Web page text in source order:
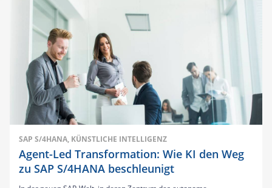
SAP S/4HANA, KÜNSTLICHE INTELLIGENZ
Agent-Led Transformation: Wie KI den Weg
zu SAP S/4HANA beschleunigt